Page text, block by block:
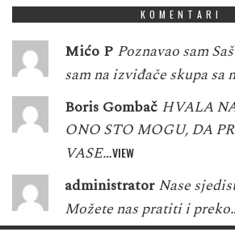
KOMENTARI
Mićo P Poznavao sam
sam na izviđače skupa sa
Boris Gombač HVALA
ONO STO MOGU, DA
VASE…VIEW
administrator Nase
Možete nas pratiti i